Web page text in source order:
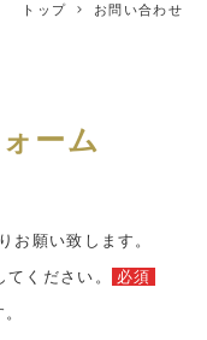
トップ お問い合わせ
ーム
お願い致します。
ください。
必須